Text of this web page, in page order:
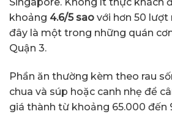
khoảng 4.6/5 sao với hơn 50 lượt
đây là một trong những quán
Quận 3.
Phần ăn thường kèm theo rau
chua và súp hoặc canh nhẹ để
giá thành từ khoảng 65.000 đến